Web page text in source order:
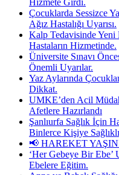
Çocuklarda Sessizce
Ağız Hastalığı Uyarısı.
Kalp Tedavisinde
Hastaların Hizmetinde.
Üniversite Sınavı
Önemli Uyarılar.
Yaz Aylarında
Dikkat.
UMKE’den Acil
Afetlere Hazırlandı
Şanlıurfa Sağlık İçin
Binlerce Kişiye
📢 HAREKET
‘Her Gebeye Bir Ebe’
Ebelere Eğitim.